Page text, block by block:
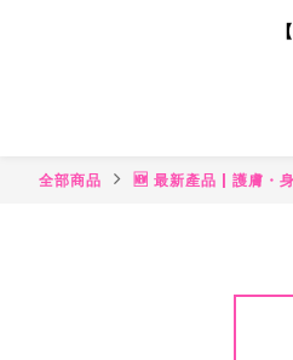
全部商品 🆕 最新產品 | 護膚・